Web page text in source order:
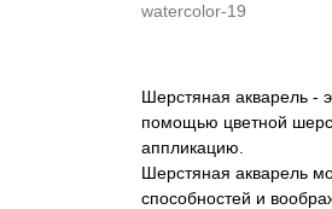
watercolor-19
Шерстяная акварель -
помощью цветной
аппликацию.
Шерстяная акварель
способностей и